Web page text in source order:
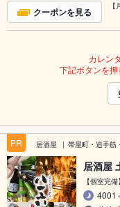
クーポンを見る
カレン
下記ボタンを押
PR 居酒屋 帯屋町・追手筋
居酒屋
【個室完
4001